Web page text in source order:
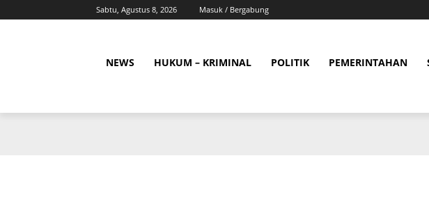
Sabtu, Agustus 8, 2026 Masuk / Bergabung
NEWS HUKUM – KRIMINAL POLITIK PEMERINTAHAN